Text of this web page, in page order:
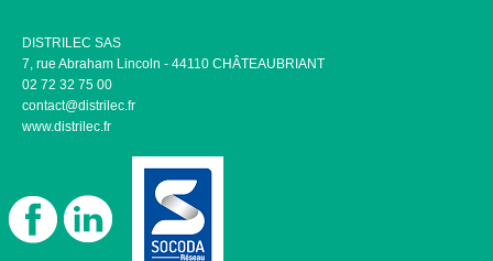
DISTRILEC SAS
7, rue Abraham Lincoln - 44110 CHÂTEAUBRIANT
02 72 32 75 00
contact@distrilec.fr
www.distrilec.fr